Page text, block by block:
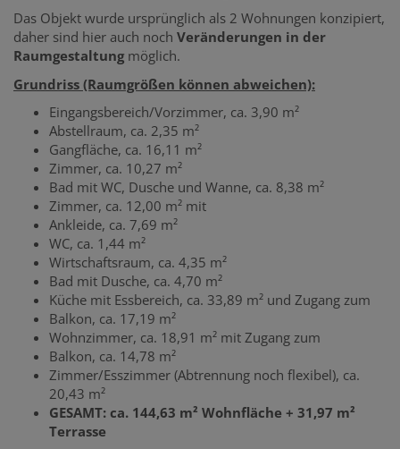
Das Objekt wurde ursprünglich als 2 Wohnungen konzipiert,
daher sind hier auch noch Veränderungen in der
Raumgestaltung möglich.
Grundriss (Raumgrößen können abweichen):
Eingangsbereich/Vorzimmer, ca. 3,90 m²
Abstellraum, ca. 2,35 m²
Gangfläche, ca. 16,11 m²
Zimmer, ca. 10,27 m²
Bad mit WC, Dusche und Wanne, ca. 8,38 m²
Zimmer, ca. 12,00 m² mit
Ankleide, ca. 7,69 m²
WC, ca. 1,44 m²
Wirtschaftsraum, ca. 4,35 m²
Bad mit Dusche, ca. 4,70 m²
Küche mit Essbereich, ca. 33,89 m² und Zugang zum
Balkon, ca. 17,19 m²
Wohnzimmer, ca. 18,91 m² mit Zugang zum
Balkon, ca. 14,78 m²
Zimmer/Esszimmer (Abtrennung noch flexibel), ca.
20,43 m²
GESAMT: ca. 144,63 m² Wohnfläche + 31,97 m²
Terrasse